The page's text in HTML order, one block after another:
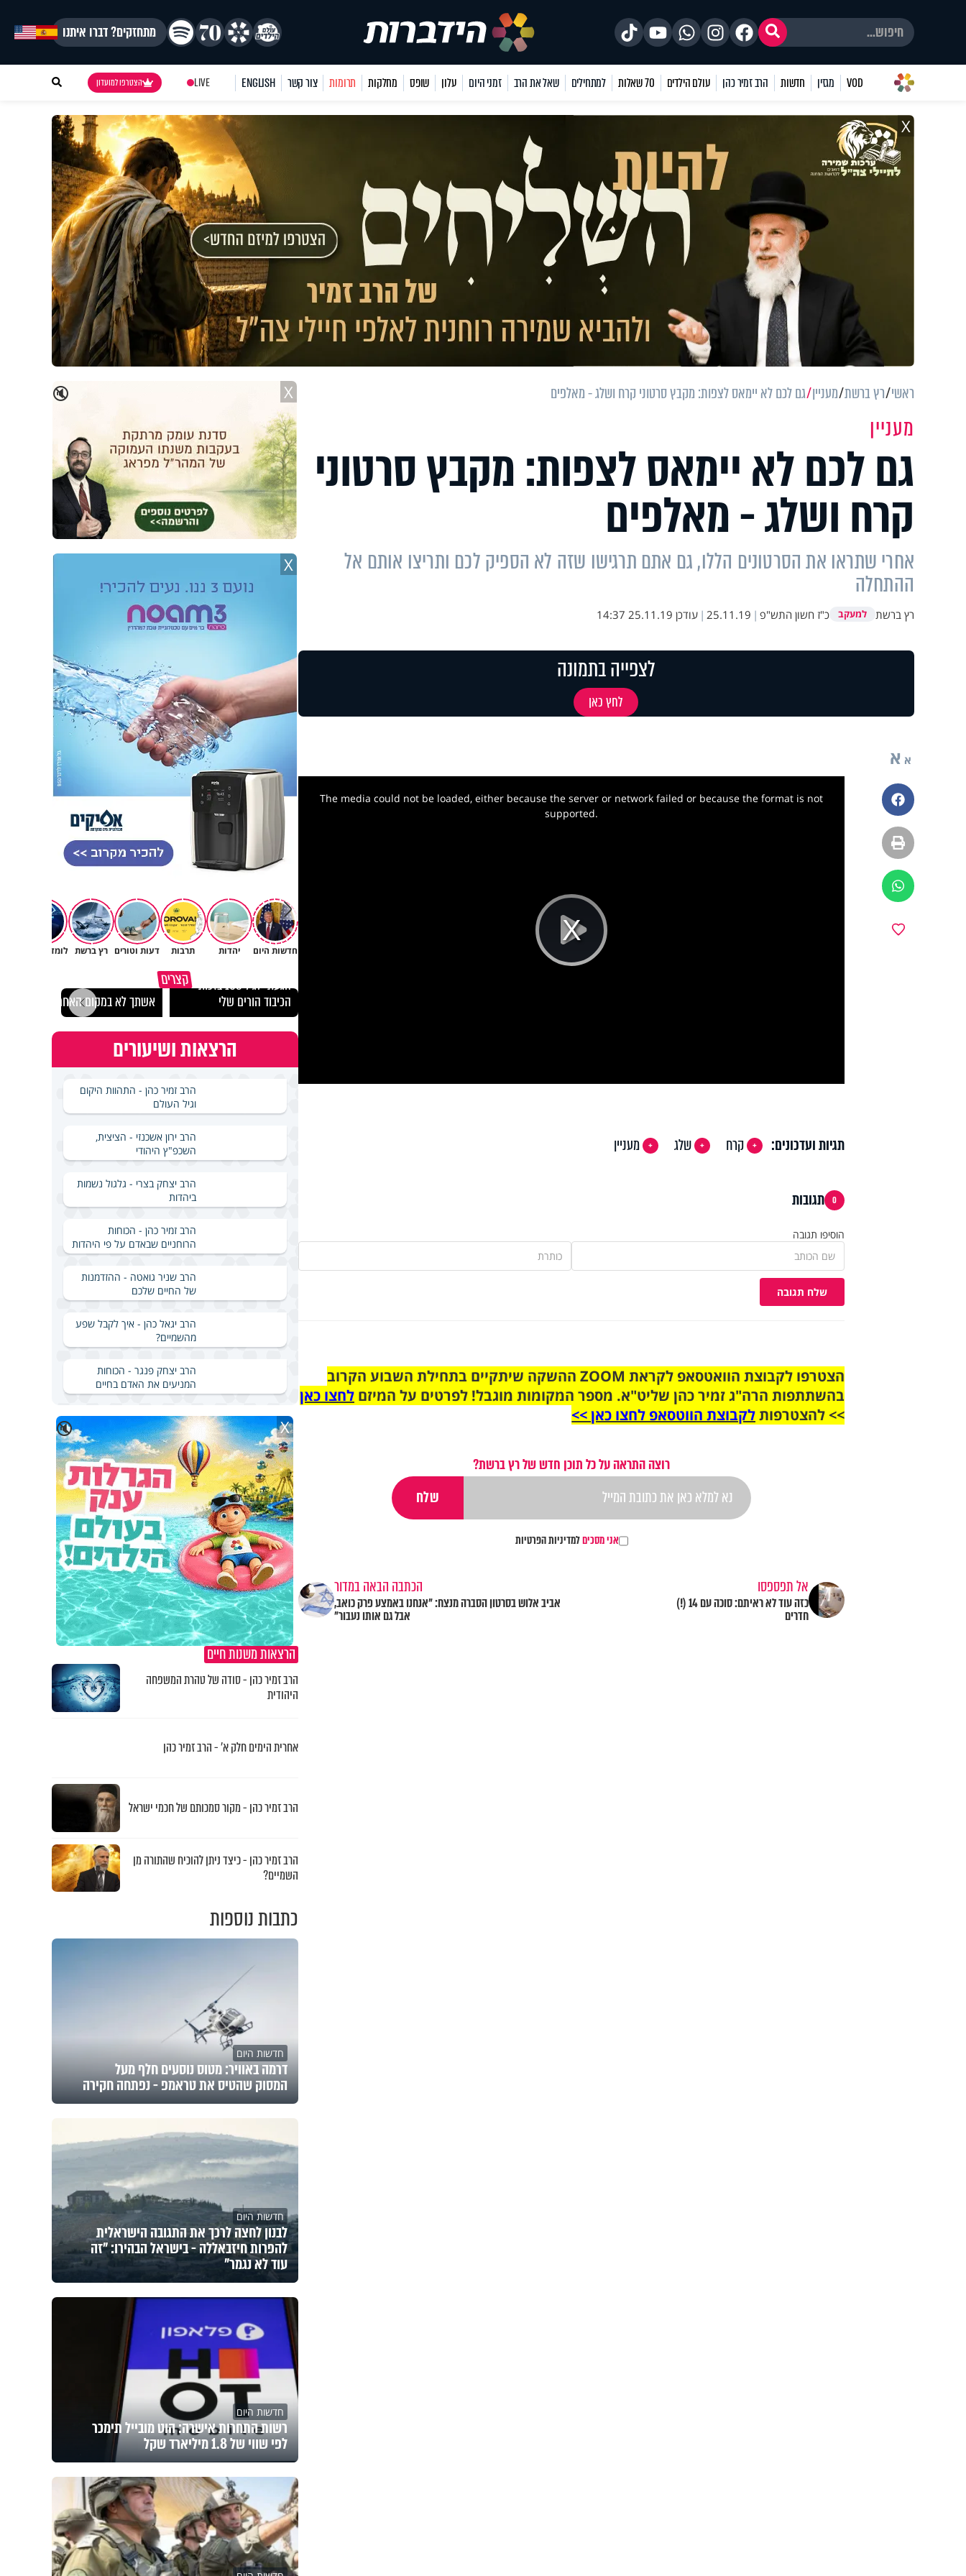
מתחזקים? דברו איתנו
VOD מגזין חדשות הרב זמיר כהן עולם הילדים 70 שאלות למתחילים שאל את הרב זמני היום עלון שופס מחלקות תרומות צור קשר ENGLISH
LIVE הצטרפו למועדון
X
ראשי רץ ברשת מעניין גם לכם לא יימאס לצפות: מקבץ סרטוני קרח ושלג - מאלפים
מעניין
גם לכם לא יימאס לצפות: מקבץ סרטוני
קרח ושלג - מאלפים
אחרי שתראו את הסרטונים הללו, גם אתם תרגישו שזה לא הספיק לכם ותריצו אותם אל
ההתחלה
רץ ברשת למעקב כ"ז חשון התש"פ |
25.11.19
| עודכן 25.11.19 14:37
לצפייה בתמונה
לחץ כאן
א א
פייסבוק
הדפסה
ווטסאפ
Play
The media could not be loaded, either because the server or network failed or because the format is not
supported.
תגיות ועדכונים: קרח שלג מעניין
0 תגובות
הוסיפו תגובה
שלח תגובה
הצטרפו לקבוצת הוואטסאפ לקראת ZOOM ההשקה שיתקיים בתחילת השבוע הקרוב
בהשתתפות הרה"ג זמיר כהן שליט"א. מספר המקומות מוגבל! לפרטים על המיזם לחצו כאן
>> להצטרפותלקבוצת הווטסאפ לחצו כאן >>
רוצה התראה על כל תוכן חדש של רץ ברשת?
אני מסכיםלמדיניות הפרטיות
אל תפספסו
כזה עוד לא ראיתם: סוכה עם 14 (!)
חדרים
הכתבה הבאה במדור
אביב אלוש בסרטון הסברה מנצח: "אנחנו באמצע פרק כואב,
אבל גם אותו נעבור"
🔇 X
X
חדשות היום יהדות תרבות דעות וטורים רץ ברשת לומדים תורה
קצרים הגעתי לגיל 108 בזכות
הכיבוד הורים שלי
אשתך לא במקום האחרון
הרצאות ושיעורים
הרב זמיר כהן - התהוות היקום
וגיל העולם
הרב ירון אשכנזי - הציצית,
השכפ"ץ היהודי
הרב יצחק בצרי - גלגול נשמות
ביהדות
הרב זמיר כהן - הכוחות
הרוחניים שבאדם על פי היהדות
הרב שניר גואטה - ההזדמנות
של החיים שלכם
הרב יגאל כהן - איך לקבל שפע
מהשמיים?
הרב יצחק פנגר - הכוחות
המניעים את האדם בחיים
🔇 X
הרצאות משנות חיים
הרב זמיר כהן - סודה של טהרת המשפחה
היהודית
אחרית הימים חלק א’ - הרב זמיר כהן
הרב זמיר כהן - מקור סמכותם של חכמי ישראל
הרב זמיר כהן - כיצד ניתן להוכיח שהתורה מן
השמיים?
כתבות נוספות
חדשות היום
דרמה באוויר: מטוס נוסעים חלף מעל
המסוק שהטיס את טראמפ - נפתחה חקירה
חדשות היום
לבנון לחצה לרכך את התגובה הישראלית
להפרות חיזבאללה - בישראל הבהירו: "זה
עוד לא נגמר"
חדשות היום
רשות התחרות אישרה: הוט מובייל תימכר
לפי שווי של 1.8 מיליארד שקל